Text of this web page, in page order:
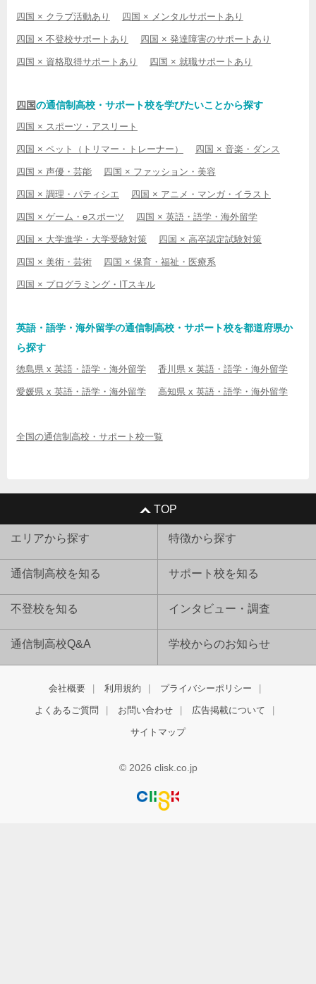
四国 × クラブ活動あり 四国 × メンタルサポートあり
四国 × 不登校サポートあり 四国 × 発達障害のサポートあり
四国 × 資格取得サポートあり 四国 × 就職サポートあり
四国の通信制高校・サポート校を学びたいことから探す
四国 × スポーツ・アスリート
四国 × ペット（トリマー・トレーナー） 四国 × 音楽・ダンス
四国 × 声優・芸能 四国 × ファッション・美容
四国 × 調理・パティシエ 四国 × アニメ・マンガ・イラスト
四国 × ゲーム・eスポーツ 四国 × 英語・語学・海外留学
四国 × 大学進学・大学受験対策 四国 × 高卒認定試験対策
四国 × 美術・芸術 四国 × 保育・福祉・医療系
四国 × プログラミング・ITスキル
英語・語学・海外留学の通信制高校・サポート校を都道府県か
ら探す
徳島県 x 英語・語学・海外留学 香川県 x 英語・語学・海外留学
愛媛県 x 英語・語学・海外留学 高知県 x 英語・語学・海外留学
全国の通信制高校・サポート校一覧
TOP
エリアから探す 特徴から探す
通信制高校を知る サポート校を知る
不登校を知る インタビュー・調査
通信制高校Q&A 学校からのお知らせ
会社概要 利用規約 プライバシーポリシー
よくあるご質問 お問い合わせ 広告掲載について
サイトマップ
© 2026 clisk.co.jp